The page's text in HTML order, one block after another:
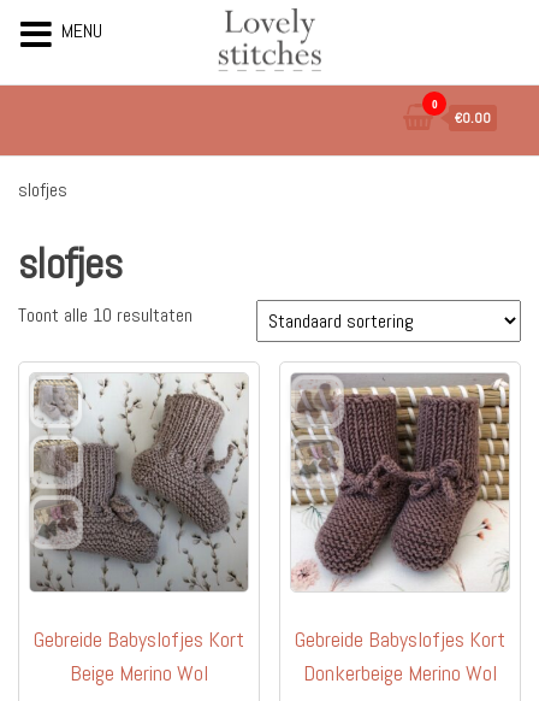
de
inhoud
0
€0.00
slofjes
slofjes
Toont alle 10 resultaten
Gebreide Babyslofjes Kort
Beige Merino Wol
Gebreide Babyslofjes Kort
Donkerbeige Merino Wol
MENU